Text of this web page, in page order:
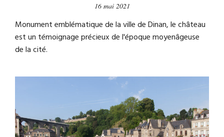
16 mai 2021
Monument emblématique de la ville de Dinan, le château
est un témoignage précieux de l'époque moyenâgeuse
de la cité.